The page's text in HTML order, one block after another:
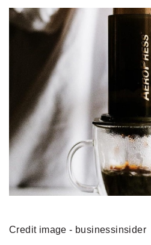
Credit image - businessinsider